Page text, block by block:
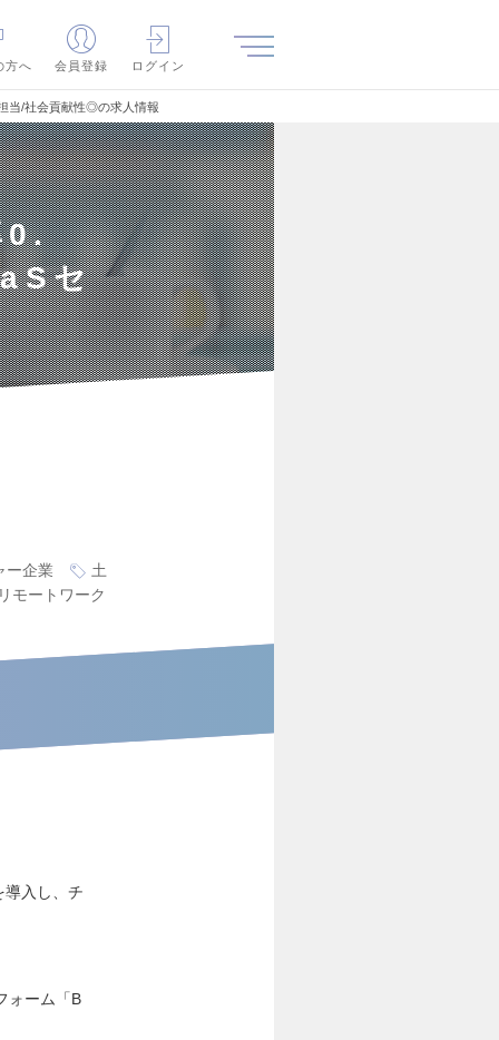
方へ 会員登録 ログイン
当/社会貢献性◎の求人情報
0.
セ
ー企業
土
モートワーク
入し、チ
ォーム「B